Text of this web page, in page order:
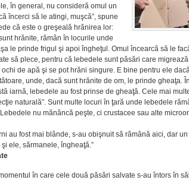
în general, nu consideră omul un
încerci să le atingi, muşcă”, spune
că este o greşeală hrănirea lor:
hrănite, rămân în locurile unde
le prinde frigul şi apoi îngheţul. Omul încearcă să le
să plece, pentru că lebedele sunt păsări care
de apă şi se pot hrăni singure. E bine pentru ele
unde, dacă sunt hrănite de om, le prinde gheaţa.
iarnă, lebedele au fost prinse de gheaţă. Cele mai
naturală”. Sunt multe locuri în ţară unde lebedele
nu mănâncă peşte, ci crustacee sau alte
au fost mai blânde, s-au obişnuit să rămână aici, dar
ele, sărmanele, îngheaţă.”
în care cele două păsări salvate s-au întors în